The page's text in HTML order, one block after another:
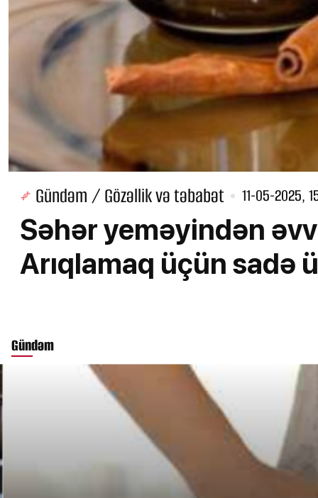
Gündəm / Gözəllik və təbabət 11-05-2025,
Səhər yeməyindən
Arıqlamaq üçün sadə
Gündəm